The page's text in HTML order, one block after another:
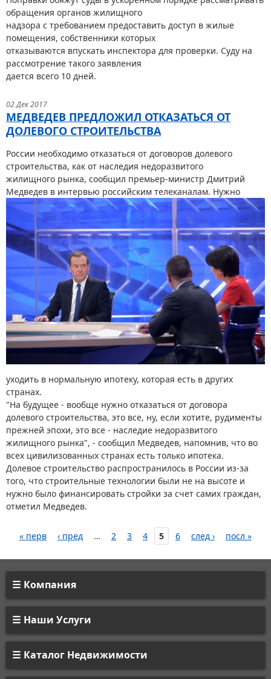
обращения органов жилищного
надзора с требованием предоставить доступ в жилые
помещения, собственники которых
отказываются впускать инспектора для проверки. Суду на
рассмотрение такого заявления
дается всего 10 дней.
02 Дек 2017
МЕДВЕДЕВ ПРЕДЛОЖИЛ ОТКАЗАТЬСЯ ОТ
ДОЛЕВОГО СТРОИТЕЛЬСТВА
России необходимо отказаться от договоров долевого
строительства, как от наследия недоразвитого
жилищного рынка, сообщил премьер-министр Дмитрий
Медведев в интервью российским телеканалам. Нужно
уходить в нормальную ипотеку, которая есть в других
странах.
"На будущее - вообще нужно отказаться от договора
долевого строительства, это все, ну, если хотите, рудименты
прежней эпохи, это все - наследие недоразвитого
жилищного рынка", - сообщил Медведев, напомнив, что во
всех цивилизованных странах есть только ипотека.
Долевое строительство распространилось в России из-за
того, что строительные технологии были не на высоте и
нужно было финансировать стройки за счет самих граждан,
отметил Медведев.
« перв ‹ пред … 2 3 4 5 6 след › посл »
Компания
Наши Услуги
Каталог Недвижимости